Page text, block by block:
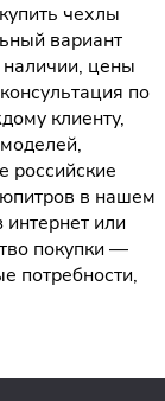
чехлы
вариант
наличии, цены
по
клиенту,
российские
в нашем
или
покупки —
потребности,